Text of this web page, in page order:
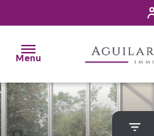
Menu
ACCUEIL